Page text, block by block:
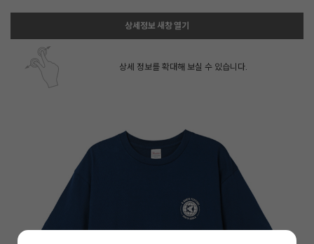
상세정보 새창 열기
상세 정보를 확대해 보실 수 있습니다.